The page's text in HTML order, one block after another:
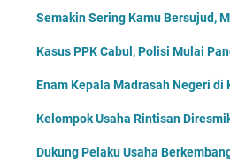
Semakin Sering Kamu Bersujud,
Kasus PPK Cabul, Polisi Mulai
Enam Kepala Madrasah Negeri di
Kelompok Usaha Rintisan
Dukung Pelaku Usaha